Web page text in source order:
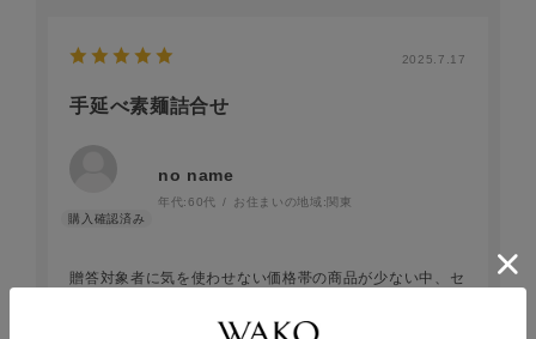
2025.7.17
手延べ素麺詰合せ
no name
年代:60代 お住まいの地域: 関東
贈答対象者に気を使わせない価格帯の商品が少ない中、セ
この価格帯の商品に送料を加算するとワンランク上の贈答